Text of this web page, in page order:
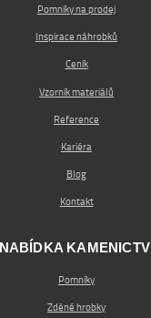
Pomníky na prodej
Inspirace náhrobků
Ceník
Vzorník materiálů
Reference
Kariéra
Blog
Kontakt
NABÍDKA KAMENICTVÍ
Pomníky
Zděné hrobky